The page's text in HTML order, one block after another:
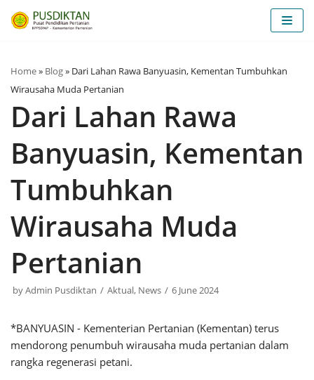
Skip
to
Home» Blog» Dari Lahan Rawa Banyuasin, Kementan Tumbuhkan
Wirausaha Muda Pertanian
Dari Lahan Rawa
Banyuasin, Kementan
Tumbuhkan
Wirausaha Muda
Pertanian
byAdmin Pusdiktan Aktual, News 6 June 2024
*BANYUASIN - Kementerian Pertanian (Kementan) terus
mendorong penumbuh wirausaha muda pertanian dalam
rangka regenerasi petani.